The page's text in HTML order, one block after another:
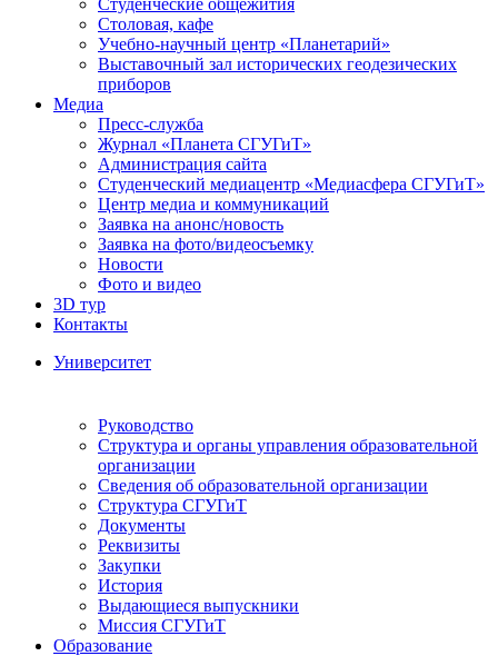
Студенческие общежития
Столовая, кафе
Учебно-научный центр «Планетарий»
Выставочный зал исторических геодезических
приборов
Медиа
Пресс-служба
Журнал «Планета СГУГиТ»
Администрация сайта
Студенческий медиацентр «Медиасфера СГУГиТ»
Центр медиа и коммуникаций
Заявка на анонс/новость
Заявка на фото/видеосъемку
Новости
Фото и видео
3D тур
Контакты
Университет
Руководство
Структура и органы управления образовательной
организации
Сведения об образовательной организации
Структура СГУГиТ
Документы
Реквизиты
Закупки
История
Выдающиеся выпускники
Миссия СГУГиТ
Образование